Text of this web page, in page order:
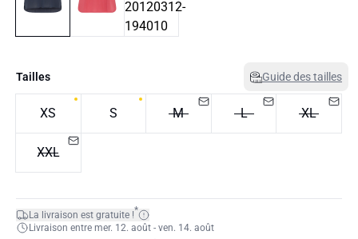
Tailles Guide des tailles
XS S M L XL
XXL
La livraison est gratuite !*
Livraison entre mer. 12. août - ven. 14. août